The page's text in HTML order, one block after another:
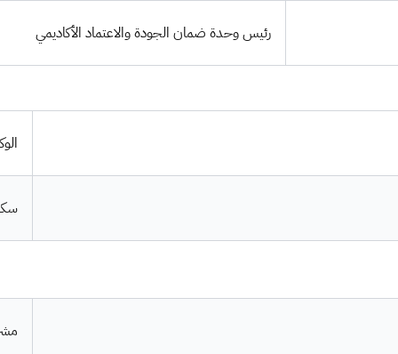
رئيس وحدة ضمان الجودة والاعتماد الأكاديمي